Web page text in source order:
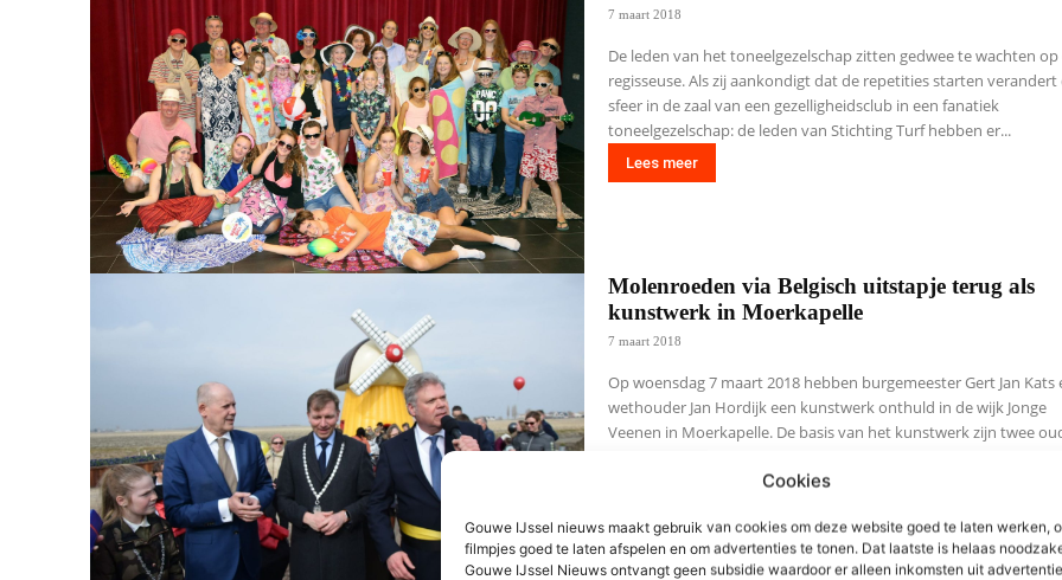
Cookies
Gouwe IJssel nieuws maakt gebruik van cookies om deze website goed te laten werken,
filmpjes goed te laten afspelen en om advertenties te tonen. Dat laatste is helaas
Gouwe IJssel Nieuws ontvangt geen subsidie waardoor er alleen inkomsten uit
7 maart 2018
De leden van het toneelgezelschap zitten gedwee te wachten op
regisseuse. Als zij aankondigt dat de repetities starten verandert
sfeer in de zaal van een gezelligheidsclub in een fanatiek
toneelgezelschap: de leden van Stichting Turf hebben er...
Lees meer
Molenroeden via Belgisch uitstapje terug als
kunstwerk in Moerkapelle
7 maart 2018
Op woensdag 7 maart 2018 hebben burgemeester Gert Jan Kats
wethouder Jan Hordijk een kunstwerk onthuld in de wijk Jonge
Veenen in Moerkapelle. De basis van het kunstwerk zijn twee